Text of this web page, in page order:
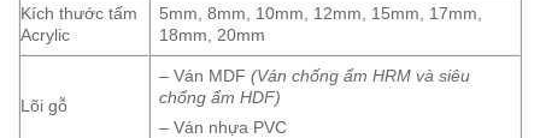
Kích thước tấm
Acrylic
5mm, 8mm, 10mm, 12mm, 15mm, 17mm,
18mm, 20mm
Lõi gỗ
– Ván MDF(Ván chống ẩm HRM và siêu
chống ẩm HDF)
– Ván nhựa PVC